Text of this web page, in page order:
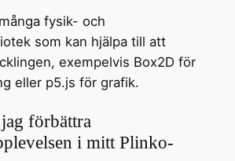
fysik- och
som kan hjälpa till att
exempelvis Box2D för
eller p5.js för grafik.
förbättra
i mitt Plinko-